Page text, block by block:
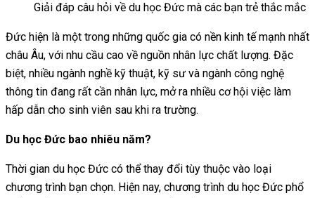
Giải đáp câu hỏi về du học Đức mà các bạn trẻ thắc mắc
Đức hiện là một trong những quốc gia có nền kinh tế mạnh nhất
châu Âu, với nhu cầu cao về nguồn nhân lực chất lượng. Đặc
biệt, nhiều ngành nghề kỹ thuật, kỹ sư và ngành công nghệ
thông tin đang rất cần nhân lực, mở ra nhiều cơ hội việc làm
hấp dẫn cho sinh viên sau khi ra trường.
Du học Đức bao nhiêu năm?
Thời gian du học Đức có thể thay đổi tùy thuộc vào loại
chương trình bạn chọn. Hiện nay, chương trình du học Đức phổ